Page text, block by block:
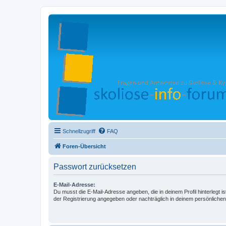
Schnellzugriff FAQ
Foren-Übersicht
Passwort zurücksetzen
E-Mail-Adresse:
Du musst die E-Mail-Adresse angeben, die in deinem Profil hinterlegt
der Registrierung angegeben oder nachträglich in deinem